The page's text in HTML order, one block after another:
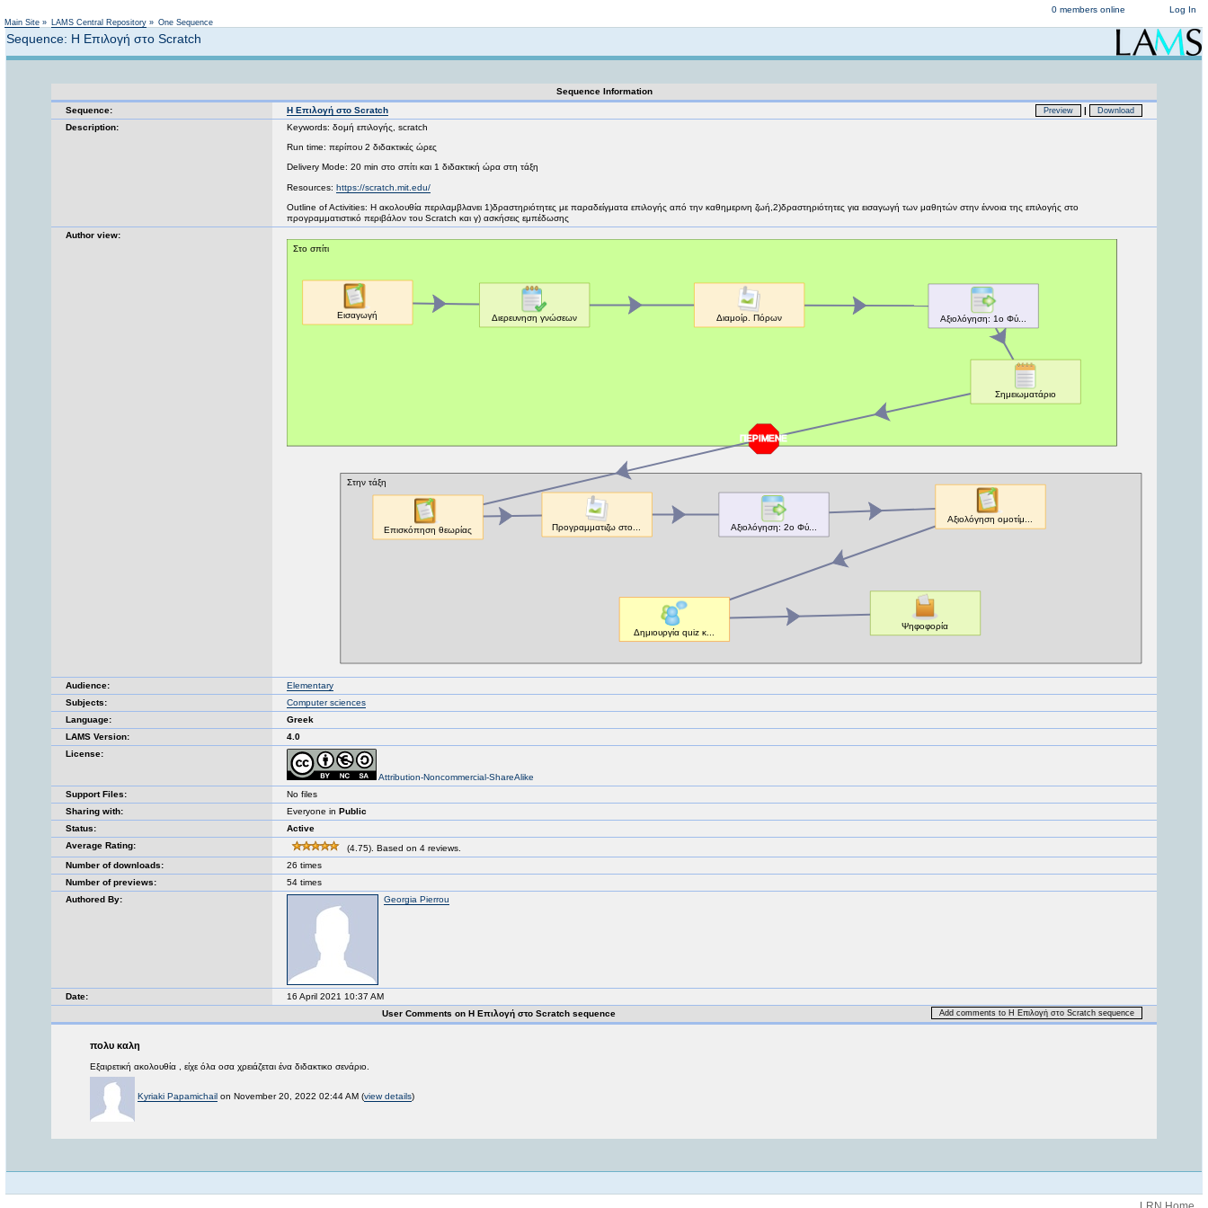
Log In
0 members online
Main Site » LAMS Central Repository » One Sequence
Sequence: H Επιλογή στο Scratch
Sequence Information
Sequence:
H Επιλογή στο Scratch Preview | Download
Description: Keywords: δομή επιλογής, scratch
Run time: περίπου 2 διδακτικές ώρες
Delivery Mode: 20 min στο σπίτι και 1 διδακτική ώρα στη τάξη
Resources: https://scratch.mit.edu/
Outline of Activities: Η ακολουθία περιλαμβλανει 1)δραστηριότητες με παραδείγματα επιλογής από την καθημερινη ζωή,2)δραστηριότητες για εισαγωγή των μαθητών στην έννοια της επιλογής στο
προγραμματιστικό περιβάλον του Scratch και γ) ασκήσεις εμπέδωσης
Author view:
Audience:
Elementary
Subjects:
Computer sciences
Language:
Greek
LAMS Version:
4.0
License:
Attribution-Noncommercial-ShareAlike
Support Files:
No files
Sharing with:
Everyone in Public
Status:
Active
Average Rating:
(4.75). Based on 4 reviews.
Number of downloads:
26 times
Number of previews:
54 times
Authored By:
Georgia Pierrou
Date:
16 April 2021 10:37 AM
User Comments on H Επιλογή στο Scratch sequence
Add comments to H Επιλογή στο Scratch sequence
πολυ καλη
Εξαιρετική ακολουθία , είχε όλα οσα χρειάζεται ένα διδακτικο σενάριο.
Kyriaki Papamichail on November 20, 2022 02:44 AM (view details)